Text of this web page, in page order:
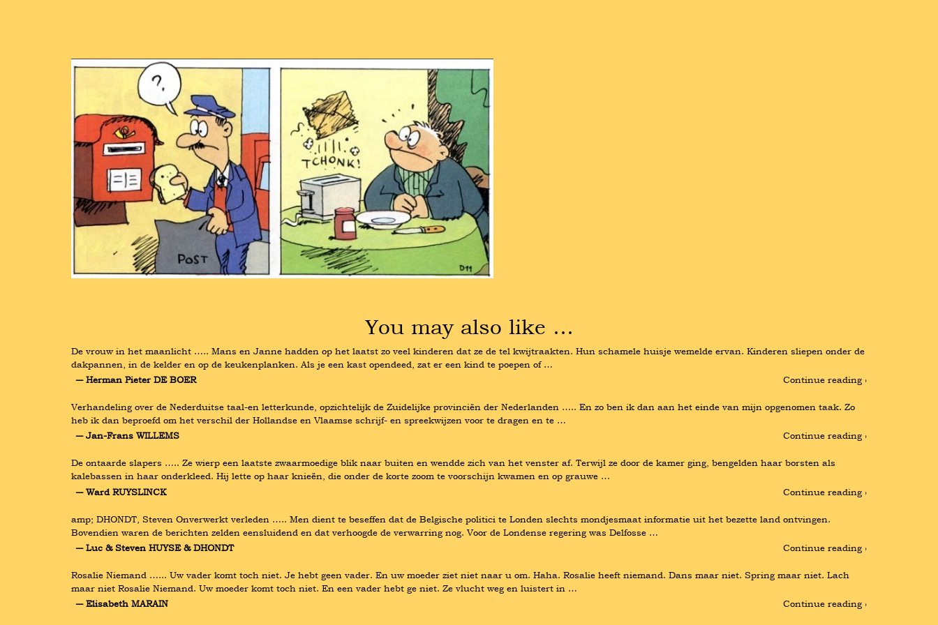
You may also like …
De vrouw in het maanlicht ….. Mans en Janne hadden op het laatst zo veel kinderen dat ze de tel kwijtraakten. Hun schamele huisje wemelde ervan. Kinderen sliepen onder de
dakpannen, in de kelder en op de keukenplanken. Als je een kast opendeed, zat er een kind te poepen of …
― Herman Pieter DE BOER
Continue reading ›
Verhandeling over de Nederduitse taal-en letterkunde, opzichtelijk de Zuidelijke provinciën der Nederlanden ….. En zo ben ik dan aan het einde van mijn opgenomen taak. Zo
heb ik dan beproefd om het verschil der Hollandse en Vlaamse schrijf- en spreekwijzen voor te dragen en te …
― Jan-Frans WILLEMS
Continue reading ›
De ontaarde slapers ….. Ze wierp een laatste zwaarmoedige blik naar buiten en wendde zich van het venster af. Terwijl ze door de kamer ging, bengelden haar borsten als
kalebassen in haar onderkleed. Hij lette op haar knieën, die onder de korte zoom te voorschijn kwamen en op grauwe …
― Ward RUYSLINCK
Continue reading ›
amp; DHONDT, Steven Onverwerkt verleden ….. Men dient te beseffen dat de Belgische politici te Londen slechts mondjesmaat informatie uit het bezette land ontvingen.
Bovendien waren de berichten zelden eensluidend en dat verhoogde de verwarring nog. Voor de Londense regering was Delfosse …
― Luc & Steven HUYSE & DHONDT
Continue reading ›
Rosalie Niemand …... Uw vader komt toch niet. Je hebt geen vader. En uw moeder ziet niet naar u om. Haha. Rosalie heeft niemand. Dans maar niet. Spring maar niet. Lach
maar niet Rosalie Niemand. Uw moeder komt toch niet. En een vader hebt ge niet. Ze vlucht weg en luistert in …
― Elisabeth MARAIN
Continue reading ›